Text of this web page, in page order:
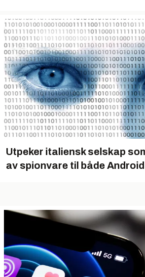
Utpeker italiensk selskap
av spionvare til både